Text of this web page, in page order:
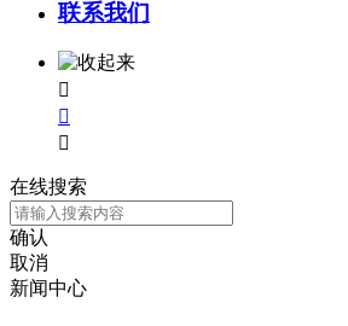
联系我们



在线搜索
确认
取消
新闻中心